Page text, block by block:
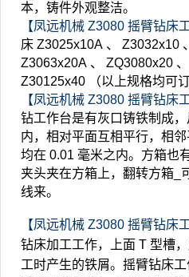
本，铸件外观整洁。
【凤远机械 Z3080 摇臂钻床
床 Z3025x10A 、 Z3032x10 、
Z3063x20A 、 ZQ3080x20 、
Z30125x40
（以上规格均可
【凤远机械 Z3080 摇臂钻床
钻工作台是有灰口铸铁制成
内，相对平面互相平行，相
均在 0.01 毫米之内。方箱也
夹头夹在方箱上，翻转方箱_
线来。
【凤远机械 Z3080 摇臂钻床
钻床加工工作，上面 T 型槽
工时产生的铁屑。摇臂钻床